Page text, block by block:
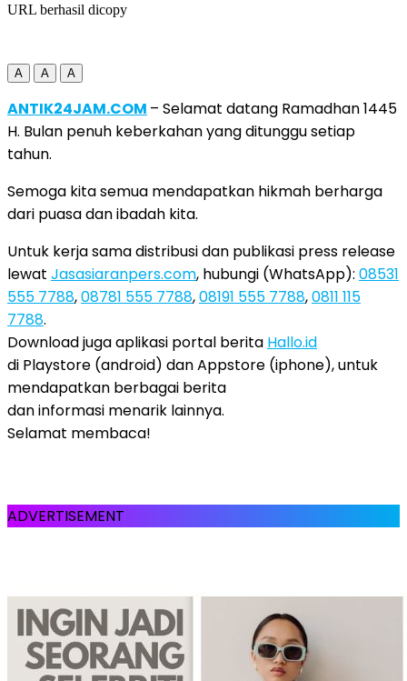
URL berhasil dicopy
A A A
ANTIK24JAM.COM – Selamat datang Ramadhan 1445
H. Bulan penuh keberkahan yang ditunggu setiap
tahun.
Semoga kita semua mendapatkan hikmah berharga
dari puasa dan ibadah kita.
Untuk kerja sama distribusi dan publikasi press release
lewat Jasasiaranpers.com, hubungi (WhatsApp): 08531
555 7788,08781 555 7788,08191 555 7788,0811 115
7788.
Download juga aplikasi portal berita Hallo.id
di Playstore (android) dan Appstore (iphone), untuk
mendapatkan berbagai berita
dan informasi menarik lainnya.
Selamat membaca!
ADVERTISEMENT